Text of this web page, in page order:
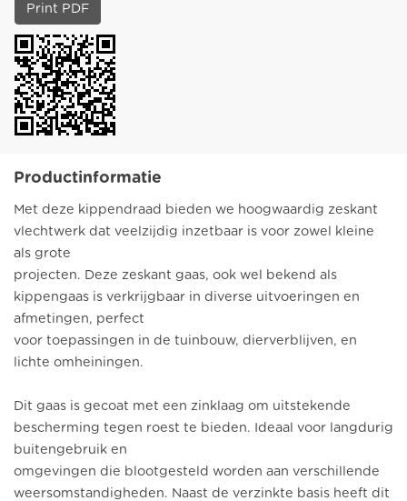
Print PDF
Productinformatie
Met deze kippendraad bieden we hoogwaardig zeskant
vlechtwerk dat veelzijdig inzetbaar is voor zowel kleine
als grote
projecten. Deze zeskant gaas, ook wel bekend als
kippengaas is verkrijgbaar in diverse uitvoeringen en
afmetingen, perfect
voor toepassingen in de tuinbouw, dierverblijven, en
lichte omheiningen.
Dit gaas is gecoat met een zinklaag om uitstekende
bescherming tegen roest te bieden. Ideaal voor langdurig
buitengebruik en
omgevingen die blootgesteld worden aan verschillende
weersomstandigheden. Naast de verzinkte basis heeft dit